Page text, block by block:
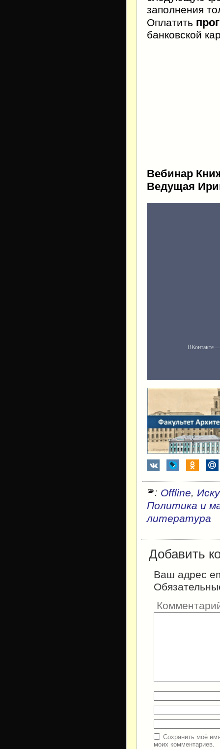
заполнения
Оплатить
банковской
Вебинар
Ведущая
: Offline,
Политика и
литература
Добавить
Ваш адрес
Сохранить моё
моих комментариев.